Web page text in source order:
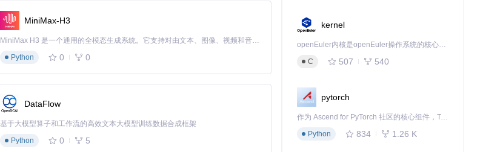
MiniMax-H3
MiniMax H3 是一个通用的全模态生成系统。它支持对由文本、图像、视频和音频组成的多模态上下文进行统一理解，并能生成分辨率高达 2K、时长可达 15 秒的带原生立体声音频的视频。得益于面向任务泛化的系统设计，H3 在预训练阶段就已具备广泛的多模态上下文理解与生成能力，能够出色地执行复杂的多模态指令。
Python
0 0
DataFlow
基于大模型算子和工作流的高效文本大模型训练数据合成框架
Python
0 5
kernel
openEuler内核是openEuler操作系统的核心，既是系统性能与稳定性的基石，也是连接处理器、设备与服务的桥梁。
C
507 540
pytorch
作为 Ascend for PyTorch 社区的核心组件，TorchNPU 是昇腾专为 PyTorch 打造的深度学习适配插件，使 PyTorch 框架能够直接调用昇腾 NPU，为开发者提供昇腾 AI 处理器的超强算力。
Python
834 1.26 K